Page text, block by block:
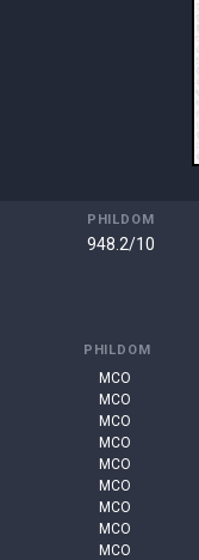
PHILDOM
948.2/10
PHILDOM
MCO
MCO
MCO
MCO
MCO
MCO
MCO
MCO
MCO